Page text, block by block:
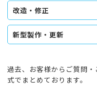
改造・修正
新型製作・更新
過去、お客様からご質問
式でまとめております。